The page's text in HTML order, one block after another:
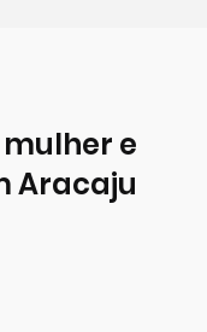
e
Aracaju